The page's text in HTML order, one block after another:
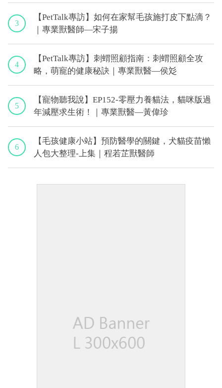
3
【PetTalk專訪】如何在家幫毛孩施打皮下點滴？
｜專業獸醫師—宋子揚
4
【PetTalk專訪】刺蝟照顧指南：刺蝟照顧全攻
略，萌寵的健康秘訣｜專業獸醫—侯彣
5
【寵物聽我說】EP152-零壓力養貓法，貓咪版過
年減壓求生術！｜專業獸醫—黃偉珍
6
【毛孩健康小站】預防醫學的關鍵，犬貓疫苗懶
人包大整理-上集｜程若芷獸醫師